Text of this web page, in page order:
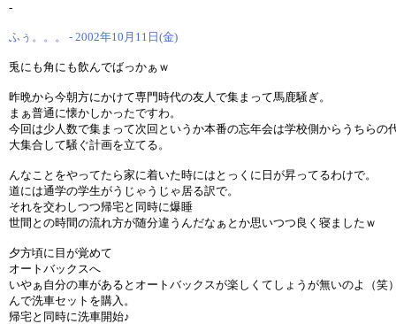
-
ふぅ。。。 - 2002年10月11日(金)
兎にも角にも飲んでばっかぁｗ
昨晩から今朝方にかけて専門時代の友人で集まって馬鹿騒ぎ。
まぁ普通に懐かしかったですわ。
今回は少人数で集まって次回というか本番の忘年会は学校側からうちらの
大集合して騒ぐ計画を立てる。
んなことをやってたら家に着いた時にはとっくに日が昇ってるわけで。
道には通学の学生がうじゃうじゃ居る訳で。
それを交わしつつ帰宅と同時に爆睡
世間との時間の流れ方が随分違うんだなぁとか思いつつ良く寝ましたｗ
夕方頃に目が覚めて
オートバックスへ
いやぁ自分の車があるとオートバックスが楽しくてしょうが無いのよ（笑
んで洗車セットを購入。
帰宅と同時に洗車開始♪